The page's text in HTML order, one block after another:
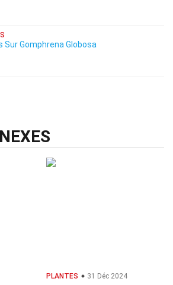
Sur Gomphrena Globosa
PLANTES 31 Déc 2024